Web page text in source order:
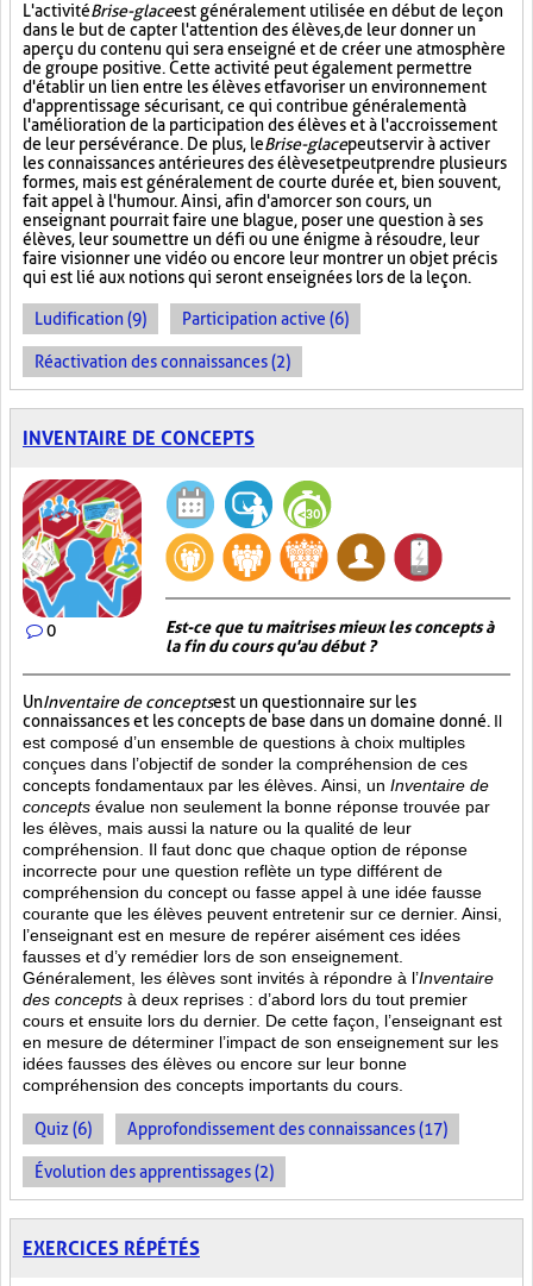
L'activitéBrise-glaceest généralement utilisée en début de leçon
dans le but de capter l'attention des élèves, de leur donner un
aperçu du contenu qui sera enseigné et de créer une atmosphère
de groupe positive. Cette activité peut également permettre
d'établir un lien entre les élèves et favoriser un environnement
d'apprentissage sécurisant, ce qui contribue généralement à
l'amélioration de la participation des élèves et à l'accroissement
de leur persévérance. De plus, leBrise-glacepeut servir à activer
les connaissances antérieures des élèves et peut prendre plusieurs
formes, mais est généralement de courte durée et, bien souvent,
fait appel à l'humour. Ainsi, afin d'amorcer son cours, un
enseignant pourrait faire une blague, poser une question à ses
élèves, leur soumettre un défi ou une énigme à résoudre, leur
faire visionner une vidéo ou encore leur montrer un objet précis
qui est lié aux notions qui seront enseignées lors de la leçon.
Ludification (9) Participation active (6)
Réactivation des connaissances (2)
INVENTAIRE DE CONCEPTS
0
Est-ce que tu maitrises mieux les concepts à
la fin du cours qu'au début ?
UnInventaire de conceptsest un questionnaire sur les
connaissances et les concepts de base dans un domaine donné. Il
est composé d’un ensemble de questions à choix multiples
conçues dans l’objectif de sonder la compréhension de ces
concepts fondamentaux par les élèves. Ainsi, un Inventaire de
concepts évalue non seulement la bonne réponse trouvée par
les élèves, mais aussi la nature ou la qualité de leur
compréhension. Il faut donc que chaque option de réponse
incorrecte pour une question reflète un type différent de
compréhension du concept ou fasse appel à une idée fausse
courante que les élèves peuvent entretenir sur ce dernier. Ainsi,
l’enseignant est en mesure de repérer aisément ces idées
fausses et d’y remédier lors de son enseignement.
Généralement, les élèves sont invités à répondre à l’Inventaire
des concepts à deux reprises : d’abord lors du tout premier
cours et ensuite lors du dernier. De cette façon, l’enseignant est
en mesure de déterminer l’impact de son enseignement sur les
idées fausses des élèves ou encore sur leur bonne
compréhension des concepts importants du cours.
Quiz (6) Approfondissement des connaissances (17)
Évolution des apprentissages (2)
EXERCICES RÉPÉTÉS